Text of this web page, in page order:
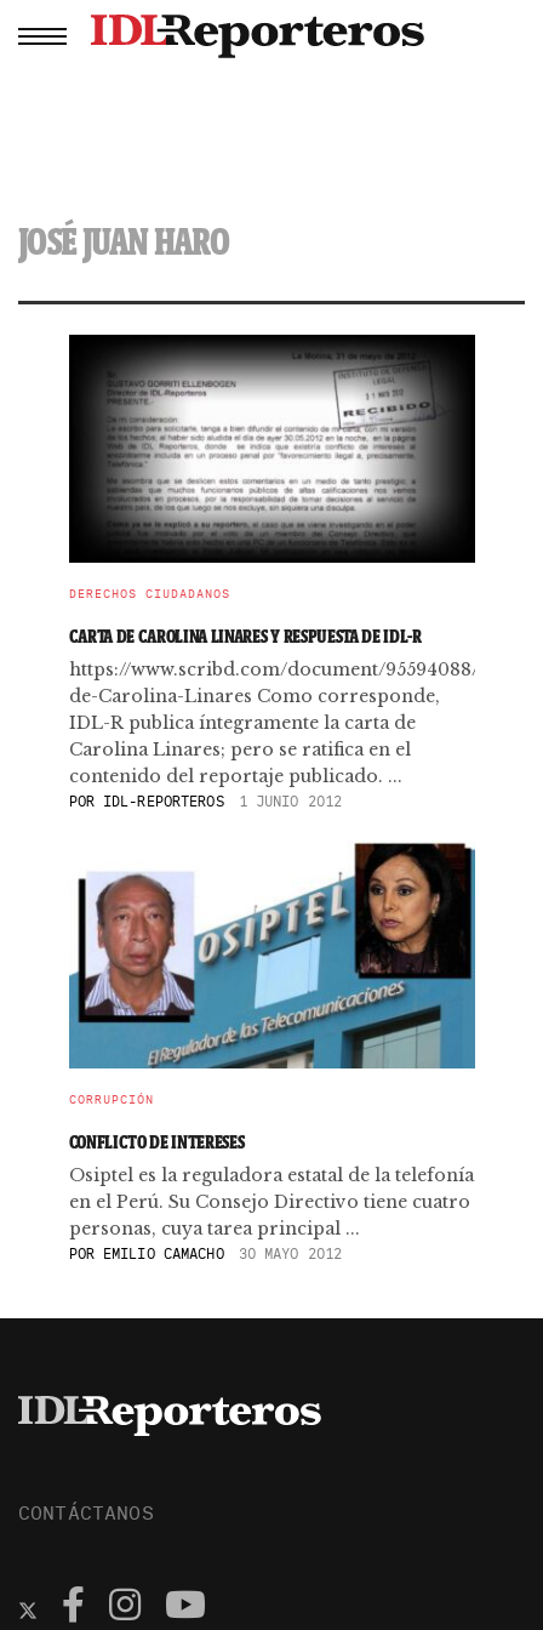
JOSÉ JUAN HARO
DERECHOS CIUDADANOS
CARTA DE CAROLINA LINARES Y RESPUESTA DE IDL-R
https://www.scribd.com/document/95594088/Carta-
de-Carolina-Linares Como corresponde,
IDL-R publica íntegramente la carta de
Carolina Linares; pero se ratifica en el
contenido del reportaje publicado. ...
POR IDL-REPORTEROS 1 JUNIO 2012
CORRUPCIÓN
CONFLICTO DE INTERESES
Osiptel es la reguladora estatal de la telefonía
en el Perú. Su Consejo Directivo tiene cuatro
personas, cuya tarea principal ...
POREMILIO CAMACHO 30 MAYO 2012
CONTÁCTANOS